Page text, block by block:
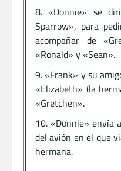
«Donnie» se
Sparrow», para
acompañar de
«Ronald» y «Sean».
«Frank» y su
«Elizabeth» (la
«Gretchen».
«Donnie» envía
del avión en el que
hermana.